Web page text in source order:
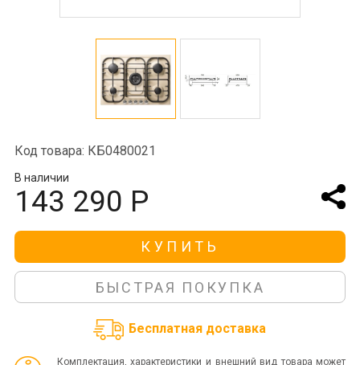
Код товара: КБ0480021
В наличии
143 290 Р
КУПИТЬ
БЫСТРАЯ ПОКУПКА
Бесплатная доставка
Комплектация, характеристики и внешний вид товара может